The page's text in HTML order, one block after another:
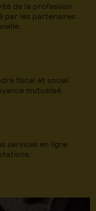
de la profession
par les partenaires
fiscal et social
mutualisé.
services en ligne